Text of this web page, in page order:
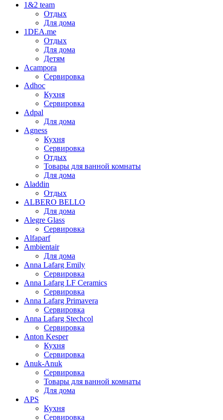
1&2 team
Отдых
Для дома
1DEA.me
Отдых
Для дома
Детям
Acampora
Сервировка
Adhoc
Кухня
Сервировка
Adpal
Для дома
Agness
Кухня
Сервировка
Отдых
Товары для ванной комнаты
Для дома
Aladdin
Отдых
ALBERO BELLO
Для дома
Alegre Glass
Сервировка
Alfaparf
Ambientair
Для дома
Anna Lafarg Emily
Сервировка
Anna Lafarg LF Ceramics
Сервировка
Anna Lafarg Primavera
Сервировка
Anna Lafarg Stechcol
Сервировка
Anton Kesper
Кухня
Сервировка
Anuk-Anuk
Сервировка
Товары для ванной комнаты
Для дома
APS
Кухня
Сервировка